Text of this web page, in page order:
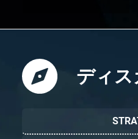
ディス